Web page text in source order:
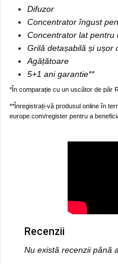
Difuzor
Concentrator îngust
Concentrator lat pentru
Grilă detașabilă și ușor
Agățătoare
5+1 ani garantie**
*În comparație cu un uscător de păr
**Înregistrați-vă produsul online în
europe.com/register pentru a
Recenzii
Nu există recenzii până